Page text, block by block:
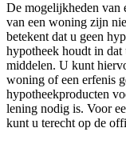
De mogelijkheden van
van een woning zijn
betekent dat u geen
hypotheek houdt in
middelen. U kunt
woning of een erfenis
hypotheekproducten
lening nodig is. Voor
kunt u terecht op de